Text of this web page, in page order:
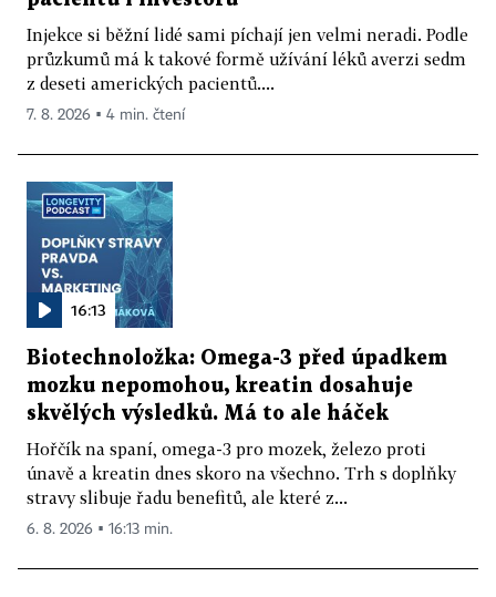
Injekce si běžní lidé sami píchají jen velmi neradi. Podle
průzkumů má k takové formě užívání léků averzi sedm
z deseti amerických pacientů....
7. 8. 2026 ▪ 4 min. čtení
16:13
Biotechnoložka: Omega-3 před úpadkem
mozku nepomohou, kreatin dosahuje
skvělých výsledků. Má to ale háček
Hořčík na spaní, omega-3 pro mozek, železo proti
únavě a kreatin dnes skoro na všechno. Trh s doplňky
stravy slibuje řadu benefitů, ale které z...
6. 8. 2026 ▪ 16:13 min.